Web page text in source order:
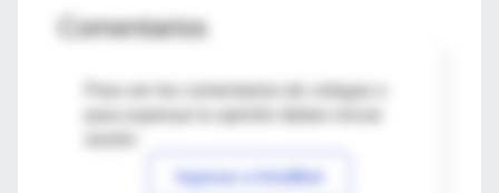
Comentarios
Para ver los comentarios de colegas o
Ingresar a IntraMed